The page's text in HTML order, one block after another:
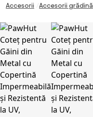
Accesorii Accesorii grădină